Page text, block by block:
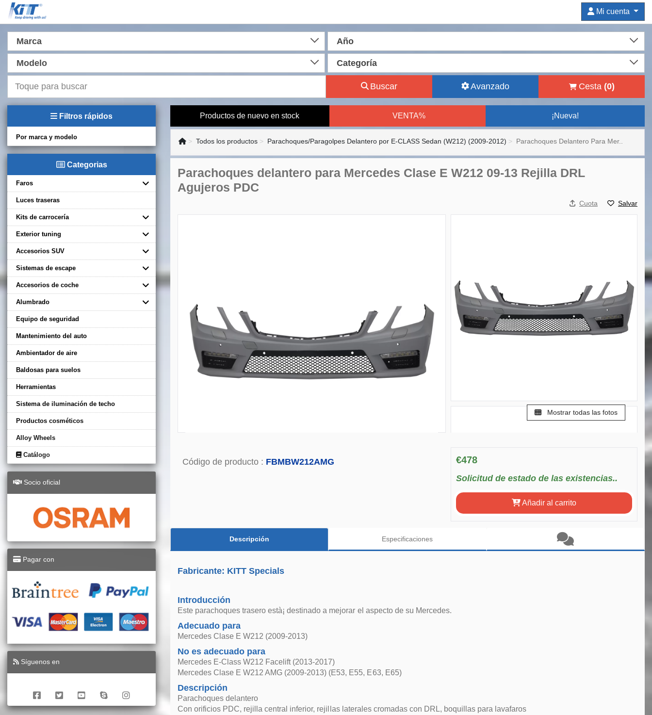
Mi cuenta
Marca Año
Modelo Categoría
Buscar Avanzado Cesta (0)
Filtros rápidos
Por marca y modelo
Categorias
Faros
Luces traseras
Kits de carrocería
Exterior tuning
Accesorios SUV
Sistemas de escape
Accesorios de coche
Alumbrado
Equipo de seguridad
Mantenimiento del auto
Ambientador de aire
Baldosas para suelos
Herramientas
Sistema de iluminación de techo
Productos cosméticos
Alloy Wheels
Catálogo
Socio oficial
Pagar con
Síguenos en
Productos de nuevo en stock VENTA% ¡Nueva!
Todos los productos Parachoques/Paragolpes Delantero por E-CLASS Sedan (W212) (2009-2012) Parachoques Delantero Para Mer..
Parachoques delantero para Mercedes Clase E W212 09-13 Rejilla DRL
Agujeros PDC
Cuota Salvar
Mostrar todas las fotos
Código de producto : FBMBW212AMG €478
Solicitud de estado de las existencias..
Añadir al carrito
Descripción Especificaciones
Fabricante: KITT Specials
Introducción
Este parachoques trasero està¡ destinado a mejorar el aspecto de su Mercedes.
Adecuado para
Mercedes Clase E W212 (2009-2013)
No es adecuado para
Mercedes E-Class W212 Facelift (2013-2017)
Mercedes Clase E W212 AMG (2009-2013) (E53, E55, E63, E65)
Descripción
Parachoques delantero
Con orificios PDC, rejilla central inferior, rejillas laterales cromadas con DRL, boquillas para lavafaros